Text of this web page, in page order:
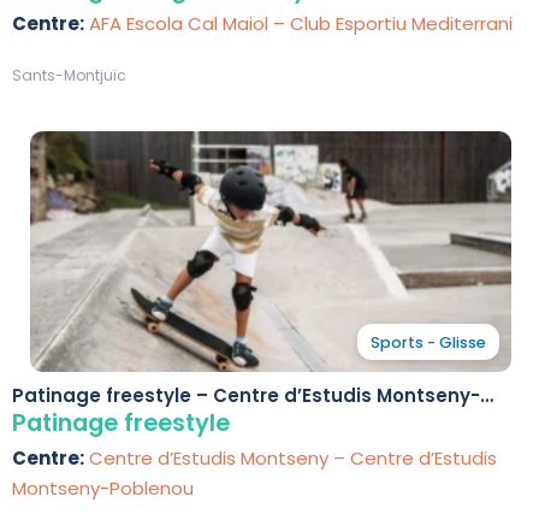
Centre:AFA Escola Cal Maiol – Club Esportiu Mediterrani
Sants-Montjuïc
Sports - Glisse
Patinage freestyle – Centre d’Estudis Montseny-
Poblenou
Patinage freestyle
Centre:Centre d’Estudis Montseny – Centre d’Estudis
Montseny-Poblenou